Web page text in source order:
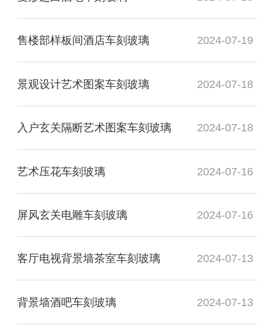
售楼部样板间酒店车刻玻璃 2024-07-19
景观设计艺术图案车刻玻璃 2024-07-18
入户玄关隔断艺术图案车刻玻璃 2024-07-18
艺术压花车刻玻璃 2024-07-16
屏风玄关电雕车刻玻璃 2024-07-16
客厅电视背景墙茶室车刻玻璃 2024-07-13
背景墙酒吧车刻玻璃 2024-07-13